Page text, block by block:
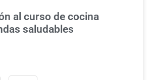
al curso de cocina
saludables